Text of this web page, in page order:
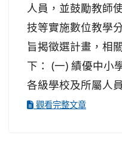
人員，並鼓勵教師
技等實施數位教學
旨揭徵選計畫，相
下： (一) 績優中小
各級學校及所屬人
觀看完整文章